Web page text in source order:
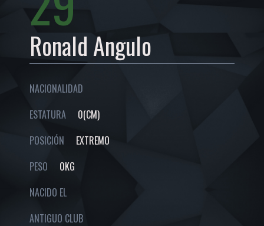
Ronald Angulo
NACIONALIDAD
ESTATURA
0(CM)
POSICIÓN
EXTREMO
PESO
0KG
NACIDO EL
ANTIGUO CLUB